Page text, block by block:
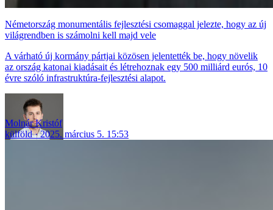
Németország monumentális fejlesztési csomaggal jelezte, hogy az új
világrendben is számolni kell majd vele
A várható új kormány pártjai közösen jelentették be, hogy növelik
az ország katonai kiadásait és létrehoznak egy 500 milliárd eurós, 10
évre szóló infrastruktúra-fejlesztési alapot.
Molnár Kristóf
külföld
2025. március 5. 15:53